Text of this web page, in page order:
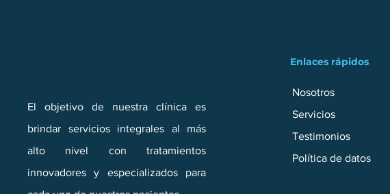
El objetivo de nuestra clínica es
brindar servicios integrales al más
alto nivel con tratamientos
innovadores y especializados para
Enlaces rápidos
Nosotros
Servicios
Testimonios
Política de datos